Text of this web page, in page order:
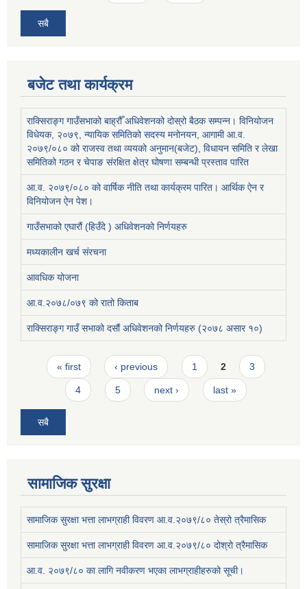
सबै
बजेट तथा कार्यक्रम
राक्सिराङ्ग गाउँसभाको बाह्रौँ अधिवेशनको दोस्रो बैठक सम्पन्न। विनियोजन
विधेयक, २०७९, न्यायिक समितिको सदस्य मनोनयन, आगामी आ.व.
२०७९/०८० को राजस्व तथा व्ययको अनुमान(बजेट), विधायन समिति र लेखा
समितिको गठन र चेपाङ संरक्षित क्षेत्र घोषणा सम्बन्धी प्रस्ताव पारित
आ.व. २०७९/०८० को वार्षिक नीति तथा कार्यक्रम पारित। आर्थिक ऐन र
विनियोजन ऐन पेश।
गाउँसभाको एघारौं (हिउँदे ) अधिवेशनको निर्णयहरु
मध्यकालीन खर्च संरचना
आवधिक योजना
आ.व.२०७८/०७९ को रातो किताब
राक्सिराङ्ग गाउँ सभाको दसौं अधिवेशनको निर्णयहरु (२०७८ असार १०)
Pages
« first ‹ previous 1 2 3
4 5 next › last »
सबै
सामाजिक सुरक्षा
सामाजिक सुरक्षा भत्ता लाभग्राही विवरण आ.व.२०७९/८० तेस्रो त्रैमासिक
सामाजिक सुरक्षा भत्ता लाभग्राही विवरण आ.व.२०७९/८० दोश्रो त्रैमासिक
आ.व. २०७९/८० का लागि नवीकरण भएका लाभग्राहीहरुको सूची।